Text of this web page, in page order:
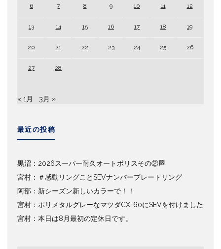
6 7 8 9 10 11 12
13 14 15 16 17 18 19
20 21 22 23 24 25 26
27 28
« 1月 3月 »
最近の投稿
黒沼：2026スーパー耐久オートポリスその②🏁
宮村：＃感動リングことSEVナンバープレートリング
阿部：新シーズン新しいカラーで！！
宮村：ポリメタルグレーなマツダCX-60にSEVを付けました
宮村：本日は8月最初の定休日です。